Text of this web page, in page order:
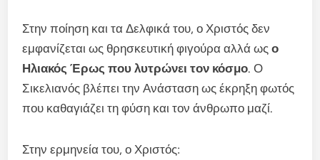
Στην ποίηση και τα Δελφικά του, ο Χριστός δεν
εμφανίζεται ως θρησκευτική φιγούρα αλλά ωςο
Ηλιακός Έρως που λυτρώνει τον κόσμο. Ο
Σικελιανός βλέπει την Ανάσταση ως έκρηξη φωτός
που καθαγιάζει τη φύση και τον άνθρωπο μαζί.
Στην ερμηνεία του, ο Χριστός: